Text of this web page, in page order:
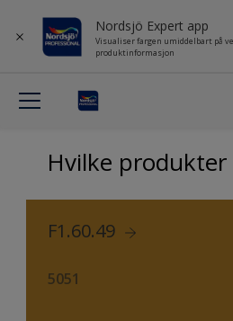
Nordsjö Expert app
Visualiser fargen umiddelbart på
produktinformasjon
Hvilke
F1.60.49
5051